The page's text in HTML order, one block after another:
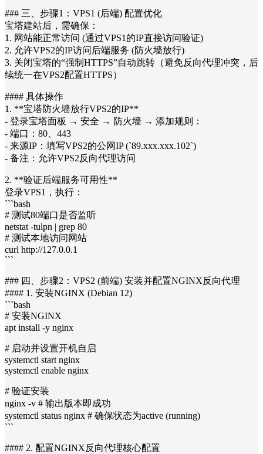
### 三、步骤1：VPS1 (后端) 配置优化
宝塔建站后，需确保：
1. 网站能正常访问 (通过VPS1的IP直接访问验证)
2. 允许VPS2的IP访问后端服务 (防火墙放行)
3. 关闭宝塔的“强制HTTPS”自动跳转（避免反向代理冲突，后
续统一在VPS2配置HTTPS）
#### 具体操作
1. **宝塔防火墙放行VPS2的IP**
- 登录宝塔面板 → 安全 → 防火墙 → 添加规则：
- 端口：80、443
- 来源IP：填写VPS2的公网IP (`89.xxx.xxx.102`)
- 备注：允许VPS2反向代理访问
2. **验证后端服务可用性**
登录VPS1，执行：
```bash
# 测试80端口是否监听
netstat -tulpn | grep 80
# 测试本地访问网站
curl http://127.0.0.1
```
### 四、步骤2：VPS2 (前端) 安装并配置NGINX反向代理
#### 1. 安装NGINX (Debian 12)
```bash
# 安装NGINX
apt install -y nginx
# 启动并设置开机自启
systemctl start nginx
systemctl enable nginx
# 验证安装
nginx -v # 输出版本即成功
systemctl status nginx # 确保状态为active (running)
```
#### 2. 配置NGINX反向代理核心配置